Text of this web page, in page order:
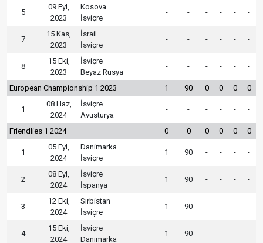
5
09 Eyl,
2023
Kosova
İsviçre
- - - - - -
7
15 Kas,
2023
İsrail
İsviçre
- - - - - -
8
15 Eki,
2023
İsviçre
Beyaz Rusya
- - - - - -
European Championship 1 2023 1 90 0 0 0 0
1
08 Haz,
2024
İsviçre
Avusturya
- - - - - -
Friendlies 1 2024 0 0 0 0 0 0
1
05 Eyl,
2024
Danimarka
İsviçre
1 90 - - - -
2
08 Eyl,
2024
İsviçre
İspanya
1 90 - - - -
3
12 Eki,
2024
Sırbistan
İsviçre
1 90 - - - -
4
15 Eki,
2024
İsviçre
Danimarka
1 90 - - - -